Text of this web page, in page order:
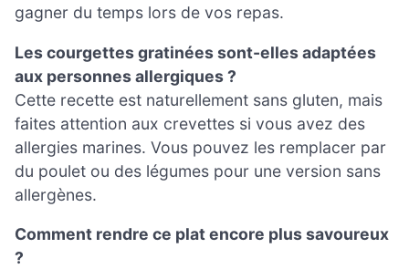
gagner du temps lors de vos repas.
Les courgettes gratinées sont-elles adaptées
aux personnes allergiques ?
Cette recette est naturellement sans gluten, mais
faites attention aux crevettes si vous avez des
allergies marines. Vous pouvez les remplacer par
du poulet ou des légumes pour une version sans
allergènes.
Comment rendre ce plat encore plus savoureux
?